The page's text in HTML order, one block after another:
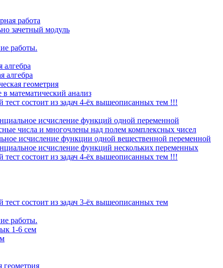
работа
зачетный модуль
работы.
алгебра
алгебра
геометрия
в математический анализ
тест состоит из задач 4-ёх вышеописанных тем !!!
исчисление функций одной переменной
числа и многочлены над полем комплексных чисел
исчисление функции одной вещественной переменной
исчисление функций нескольких переменных
тест состоит из задач 4-ёх вышеописанных тем !!!
тест состоит из задач 3-ёх вышеописанных тем
работы.
1-6 сем
геометрия